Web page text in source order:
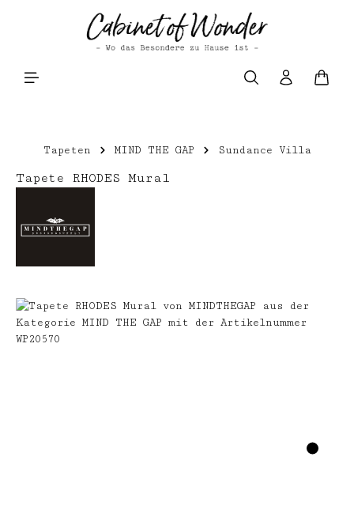
Zum Hauptinhalt springen
Tapeten MIND THE GAP Sundance Villa
Tapete RHODES Mural
Bildergalerie überspringen